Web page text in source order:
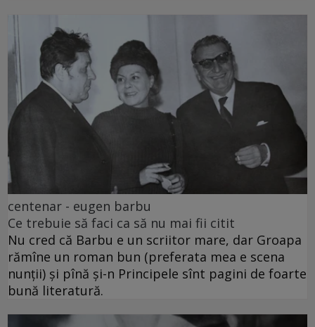
centenar - eugen barbu
Ce trebuie să faci ca să nu mai fii citit
Nu cred că Barbu e un scriitor mare, dar Groapa
rămîne un roman bun (preferata mea e scena
nunții) și pînă și-n Principele sînt pagini de foarte
bună literatură.